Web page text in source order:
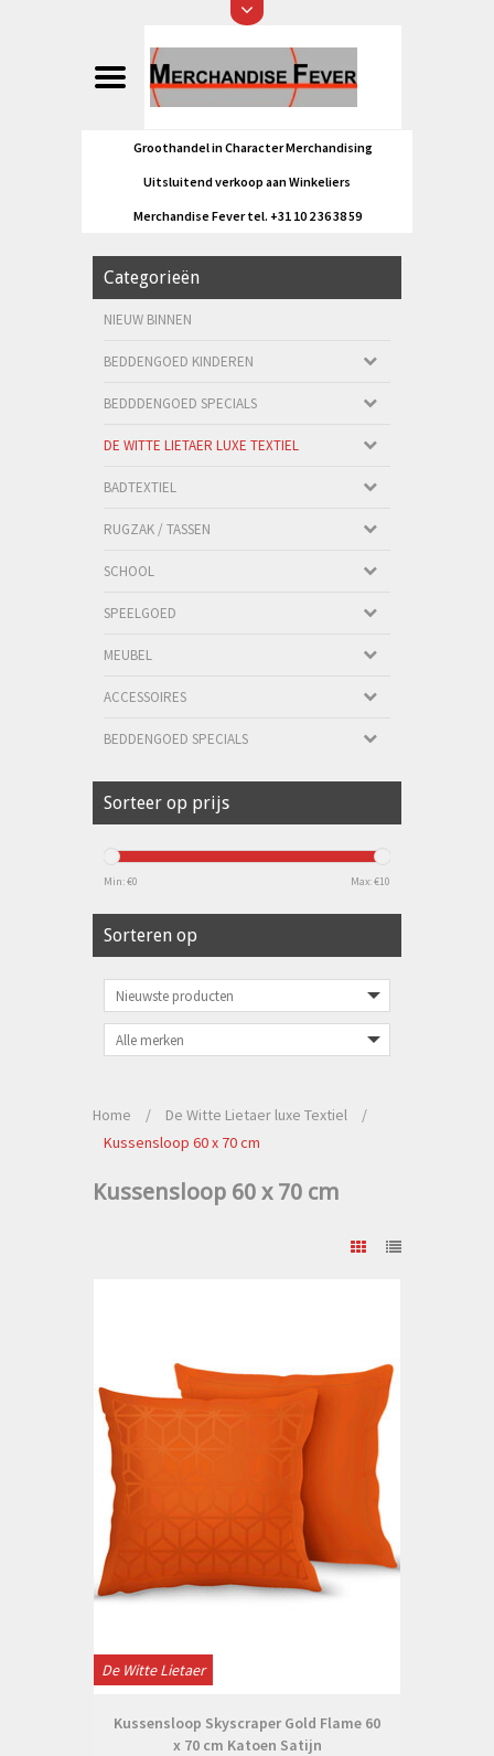
Groothandel in Character Merchandising
Uitsluitend verkoop aan Winkeliers
Merchandise Fever tel. +31 10 2 36 38 59
Categorieën
NIEUW BINNEN
BEDDENGOED KINDEREN
BEDDDENGOED SPECIALS
DE WITTE LIETAER LUXE TEXTIEL
BADTEXTIEL
RUGZAK / TASSEN
SCHOOL
SPEELGOED
MEUBEL
ACCESSOIRES
BEDDENGOED SPECIALS
Sorteer op prijs
Min: €0 Max: €10
Sorteren op
Home / De Witte Lietaer luxe Textiel
/
Kussensloop 60 x 70 cm
Kussensloop 60 x 70 cm
De Witte Lietaer
Kussensloop Skyscraper Gold Flame 60
x 70 cm Katoen Satijn